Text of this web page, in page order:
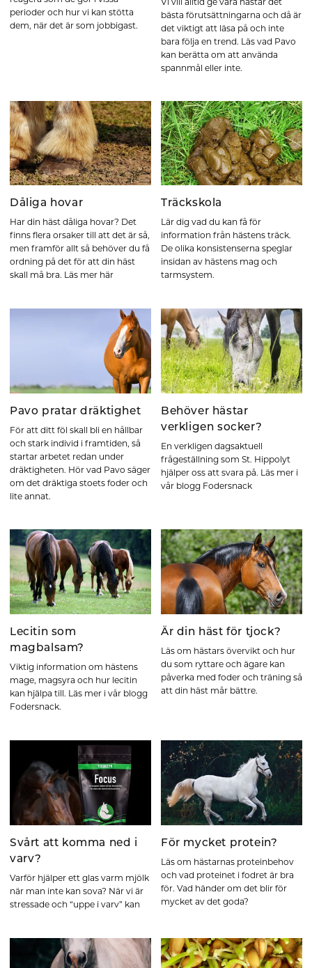
perioder och hur vi kan stötta
dem, när det är som jobbigast.
Vi vill alltid ge våra hästar det
bästa förutsättningarna och då är
det viktigt att läsa på och inte
bara följa en trend. Läs vad Pavo
kan berätta om att använda
spannmål eller inte.
Dåliga hovar
Har din häst dåliga hovar? Det
finns flera orsaker till att det är så,
men framför allt så behöver du få
ordning på det för att din häst
skall må bra. Läs mer här
Träckskola
Lär dig vad du kan få för
information från hästens träck.
De olika konsistenserna speglar
insidan av hästens mag och
tarmsystem.
Pavo pratar dräktighet
För att ditt föl skall bli en hållbar
och stark individ i framtiden, så
startar arbetet redan under
dräktigheten. Hör vad Pavo säger
om det dräktiga stoets foder och
lite annat.
Behöver hästar
verkligen socker?
En verkligen dagsaktuell
frågeställning som St. Hippolyt
hjälper oss att svara på. Läs mer i
vår blogg Fodersnack
Lecitin som
magbalsam?
Viktig information om hästens
mage, magsyra och hur lecitin
kan hjälpa till. Läs mer i vår blogg
Fodersnack.
Är din häst för tjock?
Läs om hästars övervikt och hur
du som ryttare och ägare kan
påverka med foder och träning så
att din häst mår bättre.
Svårt att komma ned i
varv?
Varför hjälper ett glas varm mjölk
när man inte kan sova? När vi är
stressade och “uppe i varv” kan
För mycket protein?
Läs om hästarnas proteinbehov
och vad proteinet i fodret är bra
för. Vad händer om det blir för
mycket av det goda?